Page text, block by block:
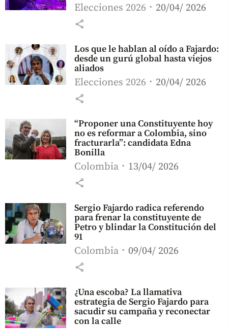
Elecciones 2026 20/04/ 2026
share
Los que le hablan al oído a Fajardo:
desde un gurú global hasta viejos
aliados
Elecciones 2026 20/04/ 2026
share
“Proponer una Constituyente hoy
no es reformar a Colombia, sino
fracturarla”: candidata Edna
Bonilla
Colombia 13/04/ 2026
share
Sergio Fajardo radica referendo
para frenar la constituyente de
Petro y blindar la Constitución del
91
Colombia 09/04/ 2026
share
¿Una escoba? La llamativa
estrategia de Sergio Fajardo para
sacudir su campaña y reconectar
con la calle